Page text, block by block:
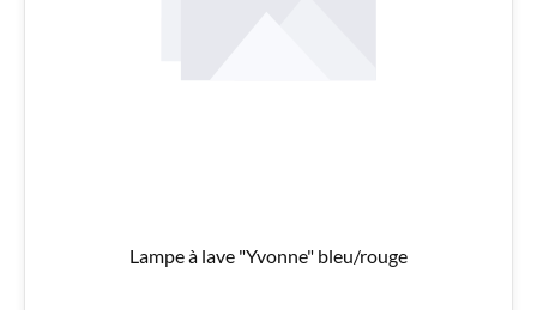
Lampe à lave "Yvonne" bleu/rouge